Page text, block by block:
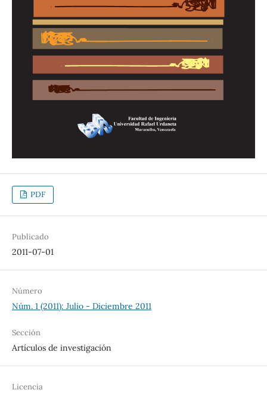
PDF
Publicado
2011-07-01
Número
Núm. 1 (2011): Julio - Diciembre 2011
Sección
Artículos de investigación
Licencia